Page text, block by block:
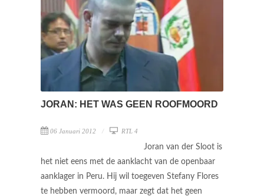
JORAN: HET WAS GEEN ROOFMOORD
06 Januari 2012 RTL 4
Joran van der Sloot is
het niet eens met de aanklacht van de openbaar
aanklager in Peru. Hij wil toegeven Stefany Flores
te hebben vermoord, maar zegt dat het geen